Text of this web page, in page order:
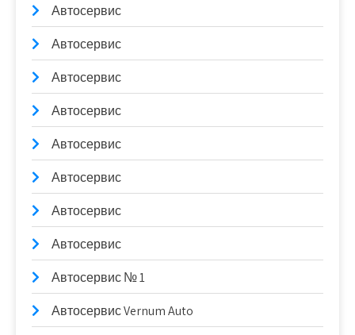
Автосервис
Автосервис
Автосервис
Автосервис
Автосервис
Автосервис
Автосервис
Автосервис
Автосервис № 1
Автосервис Vernum Auto